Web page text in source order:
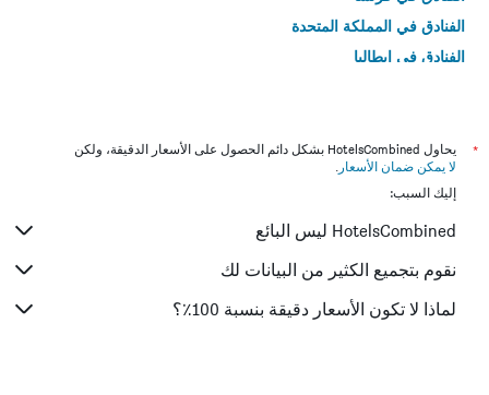
الفنادق في المملكة المتحدة
الفنادق في إيطاليا
*
يحاول HotelsCombined بشكل دائم الحصول على الأسعار الدقيقة، ولكن
لا يمكن ضمان الأسعار .
إليك السبب:
HotelsCombined ليس البائع
نقوم بتجميع الكثير من البيانات لك
لماذا لا تكون الأسعار دقيقة بنسبة 100٪؟